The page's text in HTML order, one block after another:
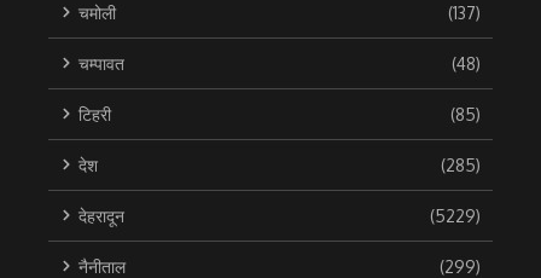
चमोली (137)
चम्पावत (48)
टिहरी (85)
देश (285)
देहरादून (5229)
नैनीताल (299)